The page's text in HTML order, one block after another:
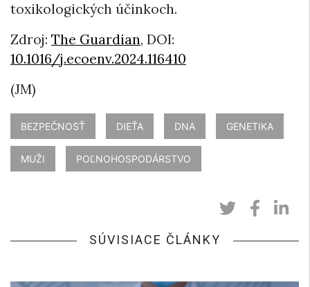
toxikologických účinkoch.
Zdroj: The Guardian, DOI:
10.1016/j.ecoenv.2024.116410
(JM)
BEZPEČNOSŤ DIEŤA DNA GENETIKA
MUŽI POĽNOHOSPODÁRSTVO
SÚVISIACE ČLÁNKY